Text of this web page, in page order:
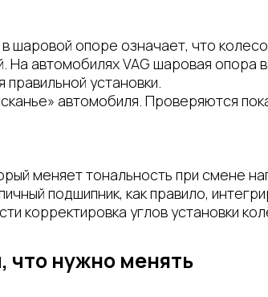
шаровой опоре означает, что
автомобилях VAG шаровая опора
установки.
автомобиля. Проверяются
меняет тональность при смене
подшипник, как правило,
корректировка углов установки
что нужно менять